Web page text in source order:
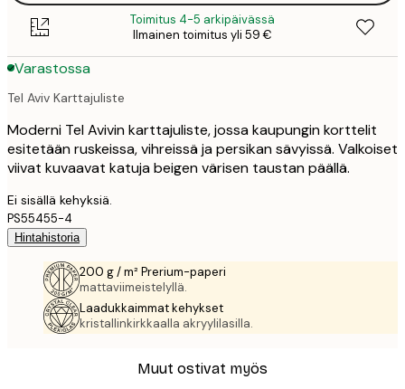
Toimitus 4-5 arkipäivässä
Ilmainen toimitus yli 59 €
Varastossa
Tel Aviv Karttajuliste
Moderni Tel Avivin karttajuliste, jossa kaupungin korttelit
esitetään ruskeissa, vihreissä ja persikan sävyissä. Valkoiset
viivat kuvaavat katuja beigen värisen taustan päällä.
Ei sisällä kehyksiä.
PS55455-4
Hintahistoria
200 g / m² Prerium-paperi
mattaviimeistelyllä.
Laadukkaimmat kehykset
kristallinkirkkaalla akryylilasilla.
Muut ostivat myös